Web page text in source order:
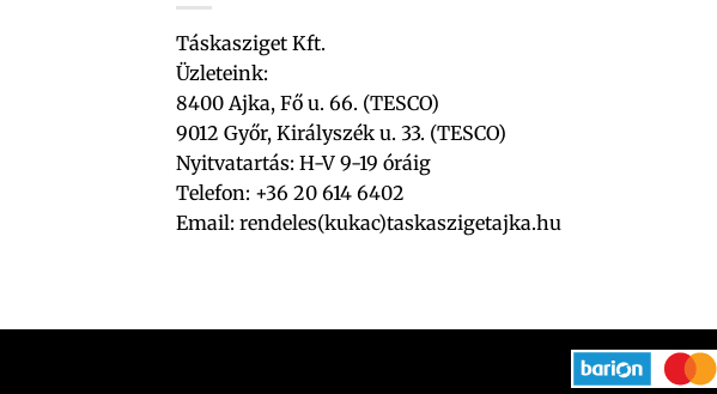
Táskasziget Kft.
Üzleteink:
8400 Ajka, Fő u. 66. (TESCO)
9012 Győr, Királyszék u. 33. (TESCO)
Nyitvatartás: H-V 9-19 óráig
Telefon: +36 20 614 6402
Email: rendeles(kukac)taskaszigetajka.hu